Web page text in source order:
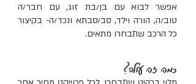
אפשר לבוא עם בן/בת זוג, עם חבר/ה
טוב/ה, הורה וילד, סב/סבתא ונכד/ה- בקיצור
כל הרכב שתבחרו מתאים.
כמה זה עולה?